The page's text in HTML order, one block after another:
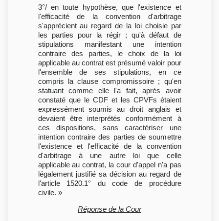
3°/ en toute hypothèse, que l'existence et
l'efficacité de la convention d'arbitrage
s'apprécient au regard de la loi choisie par
les parties pour la régir ; qu'à défaut de
stipulations manifestant une intention
contraire des parties, le choix de la loi
applicable au contrat est présumé valoir pour
l'ensemble de ses stipulations, en ce
compris la clause compromissoire ; qu'en
statuant comme elle l'a fait, après avoir
constaté que le CDF et les CPVFs étaient
expressément soumis au droit anglais et
devaient être interprétés conformément à
ces dispositions, sans caractériser une
intention contraire des parties de soumettre
l'existence et l'efficacité de la convention
d'arbitrage à une autre loi que celle
applicable au contrat, la cour d'appel n'a pas
légalement justifié sa décision au regard de
l'article 1520.1° du code de procédure
civile. »
Réponse de la Cour